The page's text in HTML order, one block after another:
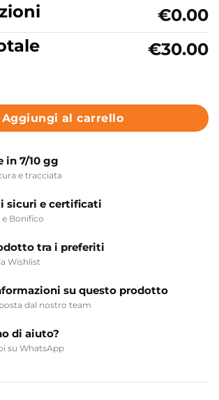
€0.00
€30.00
Tela, Alluminio o Plexiglass Fiori
Aggiungi al carrello
in 7/10 gg
e tracciata
sicuri e certificati
e Bonifico
tra i preferiti
Wishlist
su questo prodotto
dal nostro team
di aiuto?
su WhatsApp